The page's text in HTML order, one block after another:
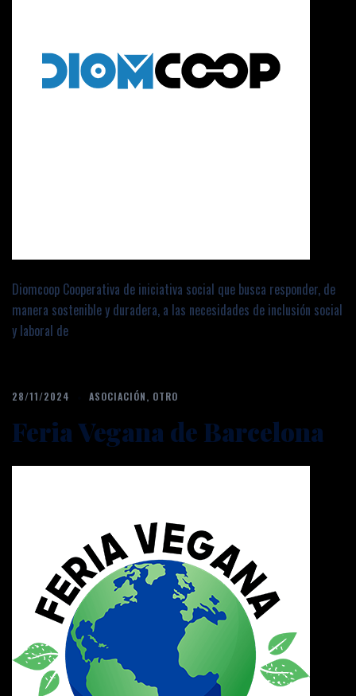
Diomcoop Cooperativa de iniciativa social que busca responder, de
manera sostenible y duradera, a las necesidades de inclusión social
y laboral de
28/11/2024 ASOCIACIÓN, OTRO
Feria Vegana de Barcelona